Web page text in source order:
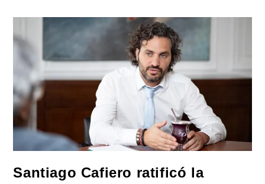
Ni
Debe
Ni
Liberar
A
Nadie»
Santiago Cafiero ratificó la